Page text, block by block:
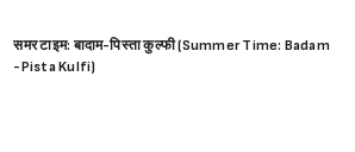
समर टाइम: बादाम-पिस्ता कुल्फी (Summer Time: Badam
-Pista Kulfi)